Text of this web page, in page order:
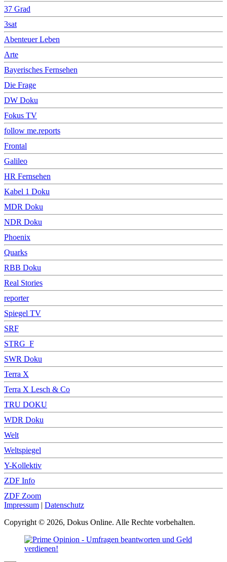
37 Grad
3sat
Abenteuer Leben
Arte
Bayerisches Fernsehen
Die Frage
DW Doku
Fokus TV
follow me.reports
Frontal
Galileo
HR Fernsehen
Kabel 1 Doku
MDR Doku
NDR Doku
Phoenix
Quarks
RBB Doku
Real Stories
reporter
Spiegel TV
SRF
STRG_F
SWR Doku
Terra X
Terra X Lesch & Co
TRU DOKU
WDR Doku
Welt
Weltspiegel
Y-Kollektiv
ZDF Info
ZDF Zoom
Impressum | Datenschutz
Copyright © 2026, Dokus Online. Alle Rechte vorbehalten.